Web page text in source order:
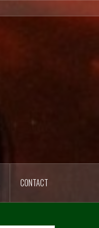
CONTACT